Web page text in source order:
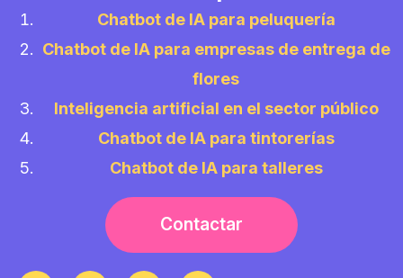
Chatbot de IA para peluquería
Chatbot de IA para empresas de entrega de
flores
Inteligencia artificial en el sector público
Chatbot de IA para tintorerías
Chatbot de IA para talleres
Contactar